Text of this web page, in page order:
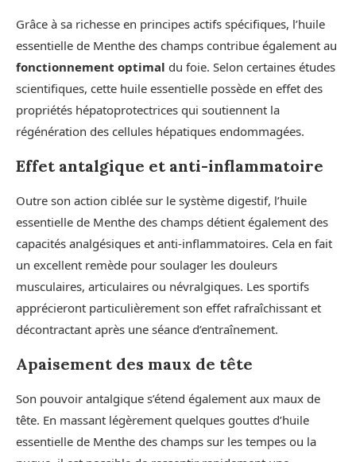
Grâce à sa richesse en principes actifs spécifiques, l’huile
essentielle de Menthe des champs contribue également au
fonctionnement optimal du foie. Selon certaines études
scientifiques, cette huile essentielle possède en effet des
propriétés hépatoprotectrices qui soutiennent la
régénération des cellules hépatiques endommagées.
Effet antalgique et anti-inflammatoire
Outre son action ciblée sur le système digestif, l’huile
essentielle de Menthe des champs détient également des
capacités analgésiques et anti-inflammatoires. Cela en fait
un excellent remède pour soulager les douleurs
musculaires, articulaires ou névralgiques. Les sportifs
apprécieront particulièrement son effet rafraîchissant et
décontractant après une séance d’entraînement.
Apaisement des maux de tête
Son pouvoir antalgique s’étend également aux maux de
tête. En massant légèrement quelques gouttes d’huile
essentielle de Menthe des champs sur les tempes ou la